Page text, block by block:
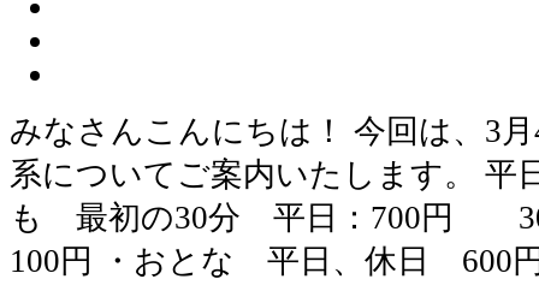
みなさんこんにちは！ 今回は、3
系についてご案内いたします。 平
も 最初の30分 平日：700円 30
100円 ・おとな 平日、